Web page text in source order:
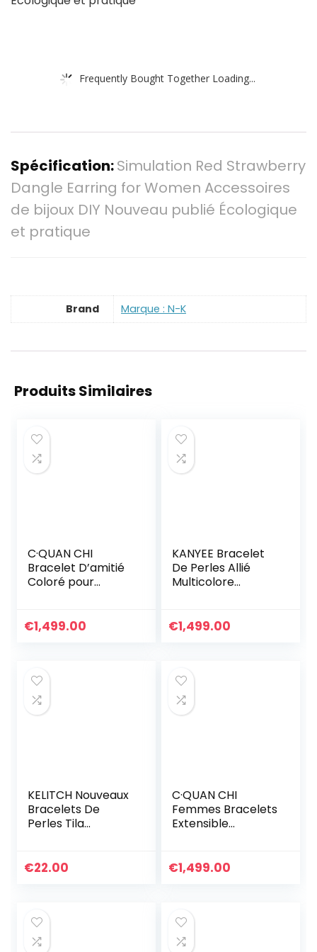
Frequently Bought Together Loading...
Spécification:Simulation Red Strawberry
Dangle Earring for Women Accessoires
de bijoux DIY Nouveau publié Écologique
et pratique
Brand Marque : N-K
Produits Similaires
C·QUAN CHI
Bracelet D’amitié
Coloré pour
Perles Tila
€1,499.00
KANYEE Bracelet
De Perles Allié
Multicolore
Fait A La Main pour
€1,499.00
KELITCH Nouveaux
Bracelets De
Perles Tila
Brins Multi Couleur
€22.00
C·QUAN CHI
Femmes Bracelets
Extensible
Perles Miyuki Tila
€1,499.00